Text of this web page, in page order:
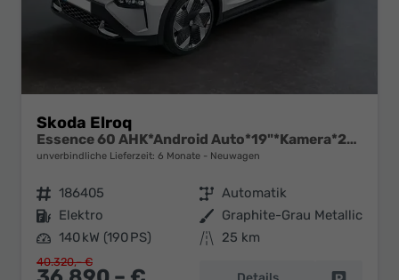
Skoda Elroq
Essence 60 AHK*Android Auto*19"*Kamera*2Z-Klimaauto*Totwinkel*LED*Tempomat
unverbindliche Lieferzeit: 6 Monate Neuwagen
Fahrzeugnr. 186405 Getriebe Automatik
Kraftstoff Elektro Außenfarbe Graphite-Grau Metallic
Leistung 140 kW (190 PS) Kilometerstand 25 km
40.320,– €